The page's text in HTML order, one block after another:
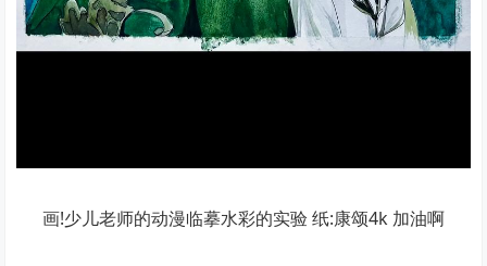
画!少儿老师的动漫临摹水彩的实验 纸:康颂4k 加油啊